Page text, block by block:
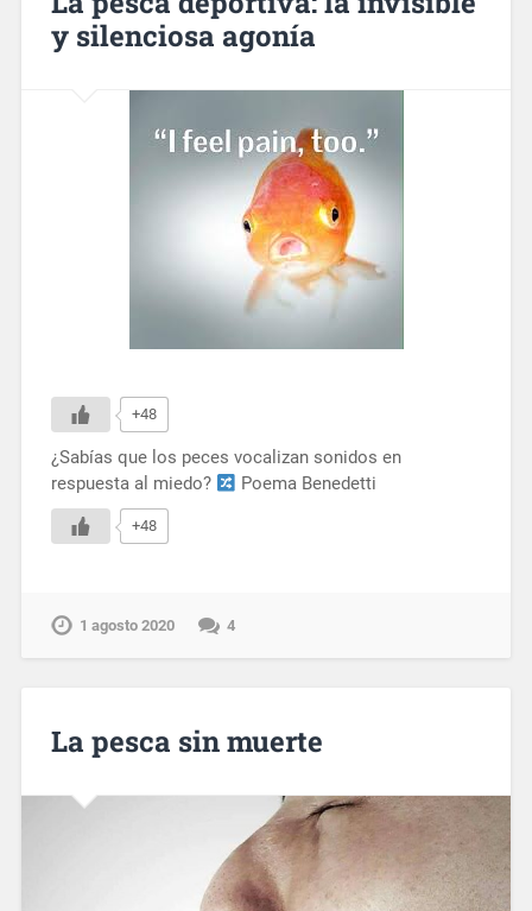
y silenciosa agonía
+48
¿Sabías que los peces vocalizan sonidos en
respuesta al miedo?
Poema Benedetti
+48
1 agosto 2020 4
La pesca sin muerte